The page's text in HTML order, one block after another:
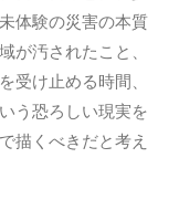
体験の災害の本質
汚されたこと、
け止める時間、
う恐ろしい現実を
描くべきだと考え